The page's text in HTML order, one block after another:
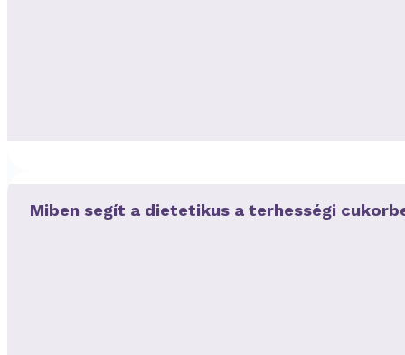
Miben segít a dietetikus a terhességi